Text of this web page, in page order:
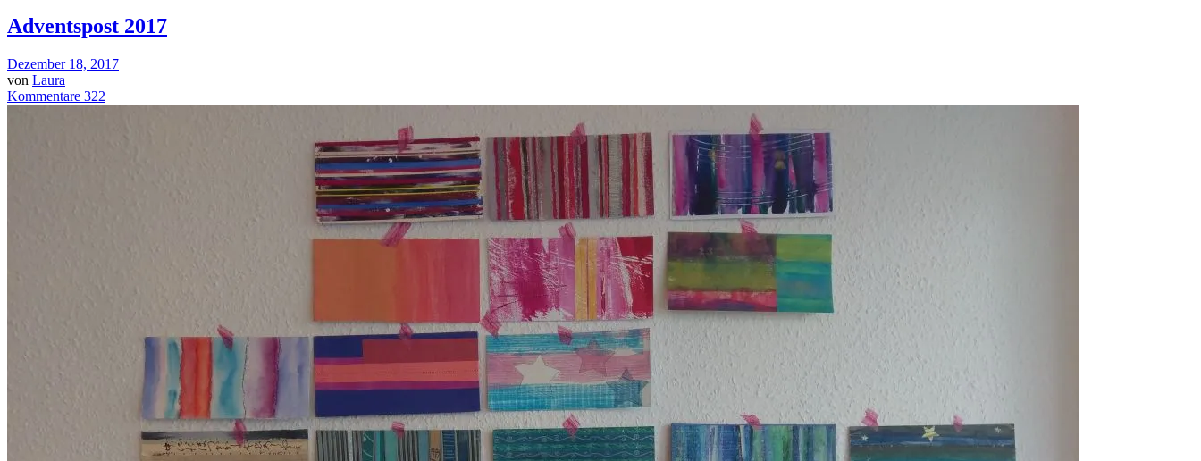
Adventspost 2017
Dezember 18, 2017
von Laura
Kommentare 322